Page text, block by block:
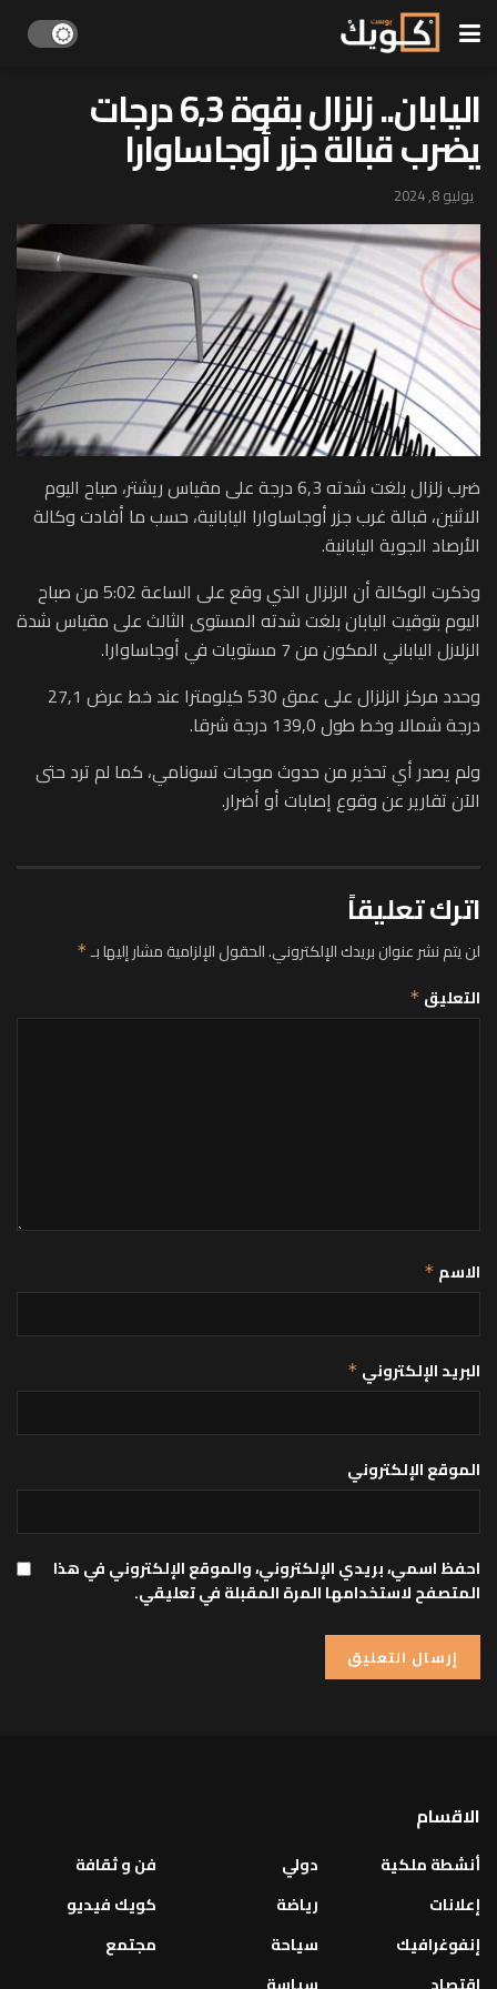
اليابان.. زلزال بقوة 6,3 درجات
يضرب قبالة جزر أوجاساوارا
يوليو 8, 2024
ضرب زلزال بلغت شدته 6,3 درجة على مقياس ريشتر، صباح اليوم
الاثنين، قبالة غرب جزر أوجاساوارا اليابانية، حسب ما أفادت وكالة
الأرصاد الجوية اليابانية.
وذكرت الوكالة أن الزلزال الذي وقع على الساعة 5:02 من صباح
اليوم بتوقيت اليابان بلغت شدته المستوى الثالث على مقياس شدة
الزلازل الياباني المكون من 7 مستويات في أوجاساوارا.
وحدد مركز الزلزال على عمق 530 كيلومترا عند خط عرض 27,1
درجة شمالا وخط طول 139,0 درجة شرقا.
ولم يصدر أي تحذير من حدوث موجات تسونامي، كما لم ترد حتى
الآن تقارير عن وقوع إصابات أو أضرار.
اترك تعليقاً
لن يتم نشر عنوان بريدك الإلكتروني.الحقول الإلزامية مشار إليها بـ*
التعليق *
الاسم *
البريد الإلكتروني *
الموقع الإلكتروني
احفظ اسمي، بريدي الإلكتروني، والموقع الإلكتروني في هذا
المتصفح لاستخدامها المرة المقبلة في تعليقي.
الاقسام
أنشطة ملكية
إعلانات
إنفوغرافيك
دولي
رياضة
سياحة
فن و ثقافة
كويك فيديو
مجتمع